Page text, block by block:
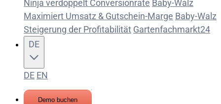
Ninja verdoppelt Conversionrate Baby-Walz
Maximiert Umsatz & Gutschein-Marge Baby-Walz
Steigerung der Profitabilität Gartenfachmarkt24
DE EN
Demo buchen